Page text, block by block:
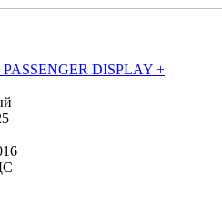
PASSENGER DISPLAY +